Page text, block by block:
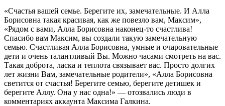
«Счастья вашей семье. Берегите их, замечательные. И Алла
Борисовна такая красивая, как же повезло вам, Максим»,
«Рядом с вами, Алла Борисовна наконец-то счастлива!
Спасибо вам Максим, вы создали такую замечательную
семью. Счастливая Алла Борисовна, умные и очаровательные
дети и очень талантливый Вы. Можно часами смотреть на вас.
Такая доброта, ласка и теплота связывает вас. Просто долгих
лет жизни Вам, замечательные родители», «Алла Борисовна
светится от счастья! Берегите семью, берегите детишек и
берегите Аллу. Она у нас одна!» — отозвались люди в
комментариях аккаунта Максима Галкина.